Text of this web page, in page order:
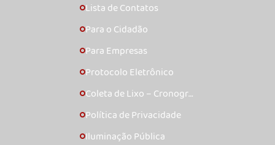
🞇Lista de Contatos
🞇Para o Cidadão
🞇Para Empresas
🞇Protocolo Eletrônico
🞇Coleta de Lixo – Cronogra
🞇Política de Privacidade
🞇Iluminação Pública